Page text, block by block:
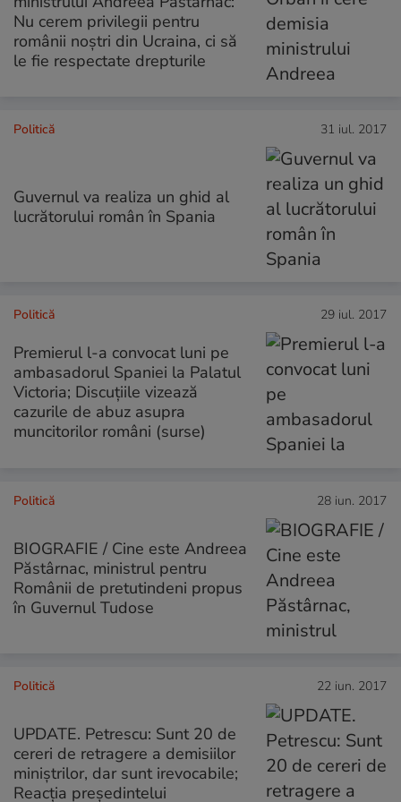
Nu cerem privilegii pentru
românii noştri din Ucraina, ci să
le fie respectate drepturile
Politică 31 iul. 2017
Guvernul va realiza un ghid al
lucrătorului român în Spania
Politică 29 iul. 2017
Premierul l-a convocat luni pe
ambasadorul Spaniei la Palatul
Victoria; Discuțiile vizează
cazurile de abuz asupra
muncitorilor români (surse)
Politică 28 iun. 2017
BIOGRAFIE / Cine este Andreea
Păstârnac, ministrul pentru
Românii de pretutindeni propus
în Guvernul Tudose
Politică 22 iun. 2017
UPDATE. Petrescu: Sunt 20 de
cereri de retragere a demisiilor
miniștrilor, dar sunt irevocabile;
Reacția președintelui